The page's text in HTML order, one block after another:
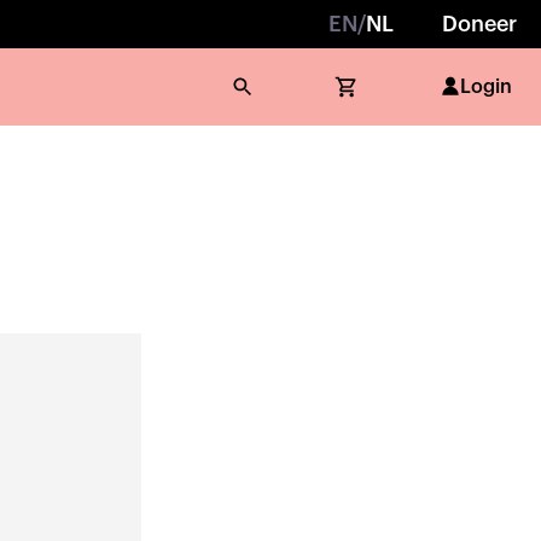
EN /NL Doneer
Login